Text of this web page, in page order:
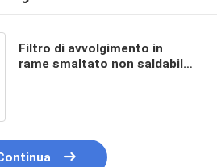
Filtro di avvolgimento in
rame smaltato non saldabile